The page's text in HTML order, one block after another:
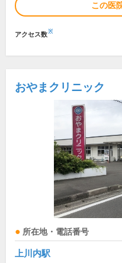
この医
アクセス数※
おやまクリニック
所在地・電話番号
上川内駅